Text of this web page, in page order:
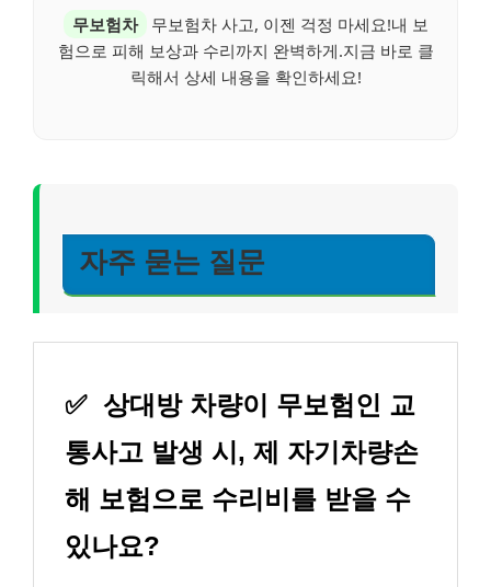
무보험차
무보험차 사고, 이젠 걱정 마세요!내 보
험으로 피해 보상과 수리까지 완벽하게.지금 바로 클
릭해서 상세 내용을 확인하세요!
자주 묻는 질문
✅ 상대방 차량이 무보험인 교
통사고 발생 시, 제 자기차량손
해 보험으로 수리비를 받을 수
있나요?